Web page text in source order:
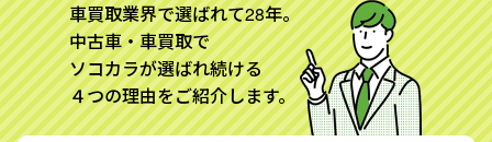
車買取業界で選ばれて28年。
中古車・車買取で
ソコカラが選ばれ続ける
４つの理由をご紹介します。